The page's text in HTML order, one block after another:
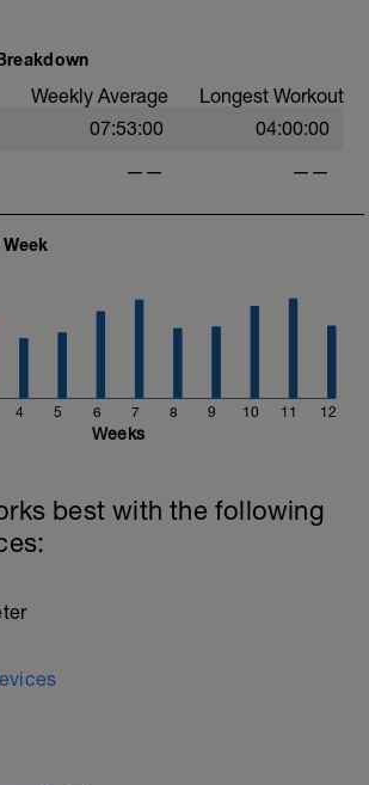
Weekly Average Longest Workout
07:53:00 04:00:00
—— ——
4 5 6 7 8 9 10 11 12
Weeks
best with the following